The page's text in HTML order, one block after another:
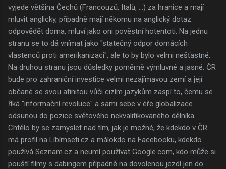
vyjede většina Čechů (Francouzů, Italů, ...) za hranice a mají
mluvit anglicky, případně mají někomu na anglický dotaz
odpovědět doma, mluví jako oni pověstní hotentoti. Na jednu
stranu se to dá vnímat jako "statečný odpor domácích
vlastenců proti amerikanizaci", ale to by bylo velmi nešťastné.
Na druhou stranu jsou důsledky poměrně výmluvné a jasné: ČR
bude pro zahraniční investice velmi nezajímavou zemí a její
občané se svou afinitou vůči cizím jazykům zaspí to, čemu se
říká "informační revoluce" a sami sebe v éře globalizace
odsunou do pozice světového nekvalifikovaného dělníka.
Chtělo by se zamyslet nad tím, jak je možné, že kdekdo v ČR
má profil na Líbímseti.cz a málokdo na Facebooku, kdekdo
používá Seznam.cz a neumí používat Google.com, kdo může si
pouští filmy s dabingem případně na dovolenou jezdí jen do